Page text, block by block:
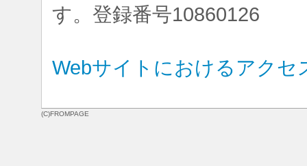
す。登録番号10860126
Webサイトにおけるアクセ
(C)FROMPAGE